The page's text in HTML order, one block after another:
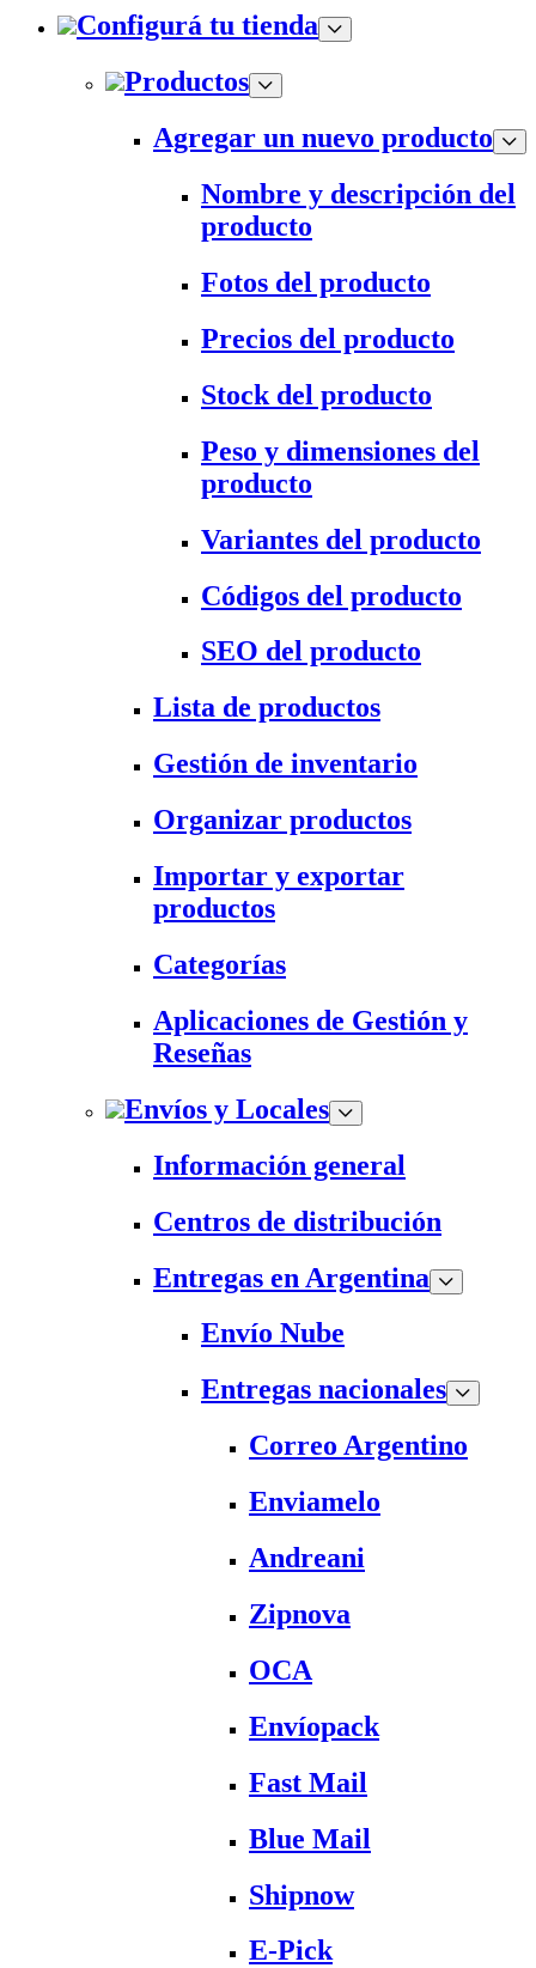
Configurá tu tienda
Productos
Agregar un nuevo producto
Nombre y descripción del
producto
Fotos del producto
Precios del producto
Stock del producto
Peso y dimensiones del
producto
Variantes del producto
Códigos del producto
SEO del producto
Lista de productos
Gestión de inventario
Organizar productos
Importar y exportar
productos
Categorías
Aplicaciones de Gestión y
Reseñas
Envíos y Locales
Información general
Centros de distribución
Entregas en Argentina
Envío Nube
Entregas nacionales
Correo Argentino
Enviamelo
Andreani
Zipnova
OCA
Envíopack
Fast Mail
Blue Mail
Shipnow
E-Pick